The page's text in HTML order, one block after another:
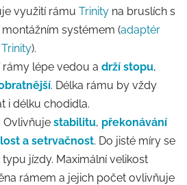
využití rámu Trinity na bruslích s
systémem (adaptér
).
rámy lépe vedou a drží stopu,
. Délka rámu by vždy
i délku chodidla.
Ovlivňuje stabilitu, překonávání
a setrvačnost. Do jisté míry se
jízdy. Maximální velikost
rámem a jejich počet ovlivňuje